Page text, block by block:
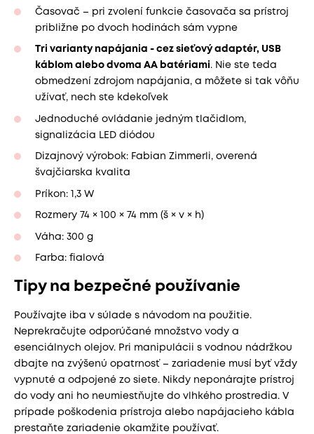
Časovač – pri zvolení funkcie časovača sa prístroj
približne po dvoch hodinách sám vypne
Tri varianty napájania - cez sieťový adaptér, USB
káblom alebo dvoma AA batériami. Nie ste teda
obmedzení zdrojom napájania, a môžete si tak vôňu
užívať, nech ste kdekoľvek
Jednoduché ovládanie jedným tlačidlom,
signalizácia LED diódou
Dizajnový výrobok: Fabian Zimmerli, overená
švajčiarska kvalita
Príkon: 1,3 W
Rozmery 74 × 100 × 74 mm (š × v × h)
Váha: 300 g
Farba: fialová
Tipy na bezpečné používanie
Používajte iba v súlade s návodom na použitie.
Neprekračujte odporúčané množstvo vody a
esenciálnych olejov. Pri manipulácii s vodnou nádržkou
dbajte na zvýšenú opatrnosť – zariadenie musí byť vždy
vypnuté a odpojené zo siete. Nikdy neponárajte prístroj
do vody ani ho neumiestňujte do vlhkého prostredia. V
prípade poškodenia prístroja alebo napájacieho kábla
prestaňte zariadenie okamžite používať.